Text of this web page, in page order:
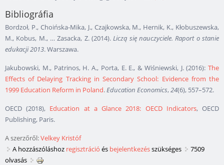
Bibliográfia
Bordzoł, P., Choińska-Mika, J., Czajkowska, M., Hernik, K., Kłobuszewska,
M., Kobus, M., … Zasacka, Z. (2014).Liczą się nauczyciele. Raport o stanie
edukacji 2013. Warszawa.
Jakubowski, M., Patrinos, H. A., Porta, E. E., & Wiśniewski, J. (2016): The
Effects of Delaying Tracking in Secondary School: Evidence from the
1999 Education Reform in Poland.Education Economics,24(6), 557–572.
OECD (2018), Education at a Glance 2018: OECD Indicators, OECD
Publishing, Paris.
A szerzőről:Velkey Kristóf
A hozzászóláshoz regisztráció és bejelentkezésszükséges
7509
olvasás